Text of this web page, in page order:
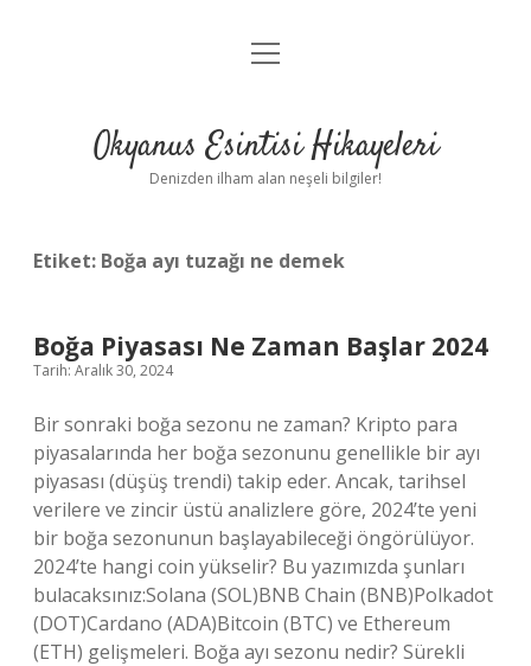
Anasayfa
Yasal Uyarı
menüyü
Okyanus Esintisi Hikayeleri
Denizden ilham alan neşeli bilgiler!
Etiket: Boğa ayı tuzağı ne demek
Boğa Piyasası Ne Zaman Başlar 2024
Tarih: Aralık 30, 2024
Bir sonraki boğa sezonu ne zaman? Kripto para
piyasalarında her boğa sezonunu genellikle bir ayı
piyasası (düşüş trendi) takip eder. Ancak, tarihsel
verilere ve zincir üstü analizlere göre, 2024’te yeni
bir boğa sezonunun başlayabileceği öngörülüyor.
2024’te hangi coin yükselir? Bu yazımızda şunları
bulacaksınız:Solana (SOL)BNB Chain (BNB)Polkadot
(DOT)Cardano (ADA)Bitcoin (BTC) ve Ethereum
(ETH) gelişmeleri. Boğa ayı sezonu nedir? Sürekli